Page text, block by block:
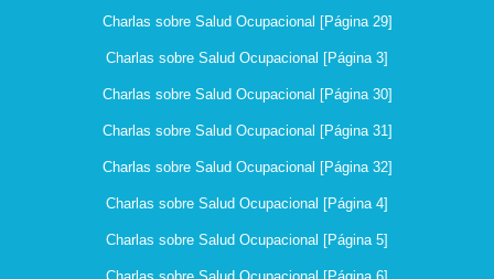
Charlas sobre Salud Ocupacional [Página 29]
Charlas sobre Salud Ocupacional [Página 3]
Charlas sobre Salud Ocupacional [Página 30]
Charlas sobre Salud Ocupacional [Página 31]
Charlas sobre Salud Ocupacional [Página 32]
Charlas sobre Salud Ocupacional [Página 4]
Charlas sobre Salud Ocupacional [Página 5]